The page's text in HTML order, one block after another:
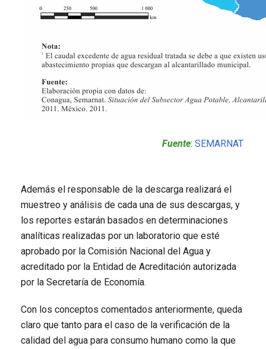
Fuente: SEMARNAT
Además el responsable de la descarga realizará el
muestreo y análisis de cada una de sus descargas, y
los reportes estarán basados en determinaciones
analíticas realizadas por un laboratorio que esté
aprobado por la Comisión Nacional del Agua y
acreditado por la Entidad de Acreditación autorizada
por la Secretaría de Economía.
Con los conceptos comentados anteriormente, queda
claro que tanto para el caso de la verificación de la
calidad del agua para consumo humano como la que